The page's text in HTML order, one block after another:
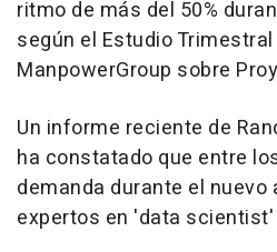
ritmo de más del 50%
según el Estudio Trimestral
ManpowerGroup sobre
Un informe reciente de
ha constatado que entre
demanda durante el nuevo
expertos en 'data